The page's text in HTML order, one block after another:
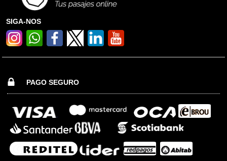
SIGA-NOS
PAGO SEGURO